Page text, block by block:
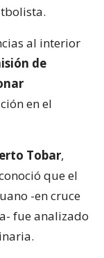
al interior
de
en el
Tobar,
que el
-en cruce
fue analizado